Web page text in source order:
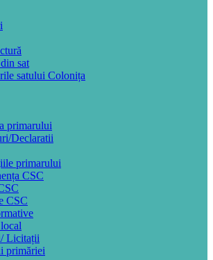
sat
satului Colonița
primarului
Declaratii
primarului
CSC
CSC
Licitații
primăriei